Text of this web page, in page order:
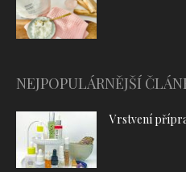
NEJPOPULÁRNĚJŠÍ
Vrstvení